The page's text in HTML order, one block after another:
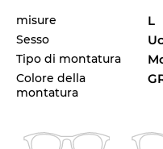
misure L
Sesso
Tipo di montatura
Colore della
montatura